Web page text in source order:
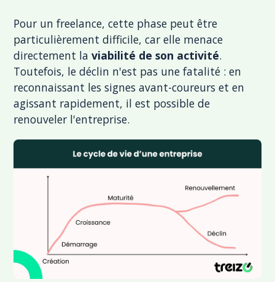
Pour un freelance, cette phase peut être
particulièrement difficile, car elle menace
directement laviabilité de son activité.
Toutefois, le déclin n'est pas une fatalité : en
reconnaissant les signes avant-coureurs et en
agissant rapidement, il est possible de
renouveler l'entreprise.